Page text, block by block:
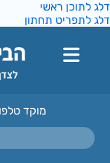
לתוכן ראשי
לתפריט תחתון
מוקד